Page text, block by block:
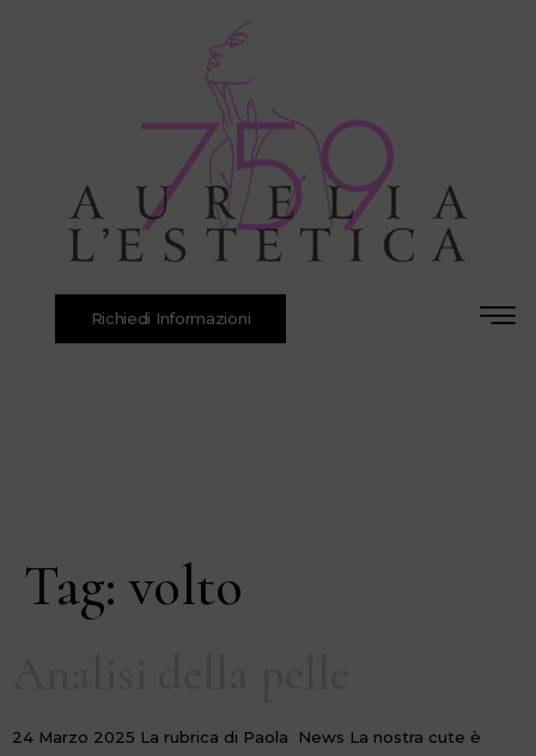
Richiedi Informazioni
Tag: volto
24 Marzo 2025 La rubrica di Paola News La nostra cute è